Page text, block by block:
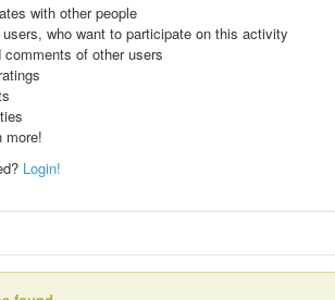
with other people
who want to participate on this activity
comments of other users
more!
Login!